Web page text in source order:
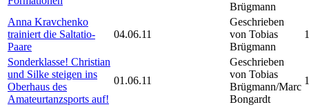
Brügmann
Anna Kravchenko
trainiert die Saltatio-
Paare
04.06.11
Geschrieben
von Tobias
Brügmann
Sonderklasse! Christian
und Silke steigen ins
Oberhaus des
Amateurtanzsports auf!
01.06.11
Geschrieben
von Tobias
Brügmann/Marc
Bongardt